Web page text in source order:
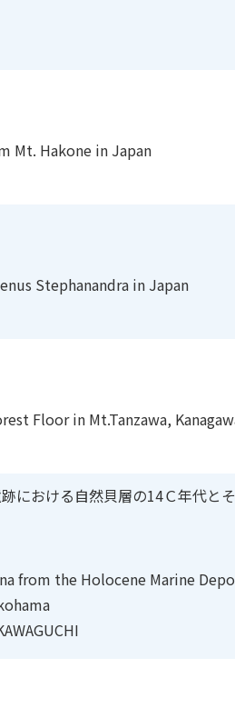
Mt. Hakone in Japan
Stephanandra in Japan
Floor in Mt.Tanzawa,
における自然貝層の14Ｃ年代と
from the Holocene Marine